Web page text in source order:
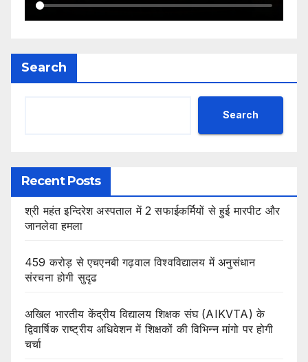
Search
Search
Recent Posts
श्री महंत इन्दिरेश अस्पताल में 2 सफाईकर्मियों से हुई मारपीट और
जानलेवा हमला
459 करोड़ से एचएनबी गढ़वाल विश्वविद्यालय में अनुसंधान
संरचना होगी सुदृढ
अखिल भारतीय केंद्रीय विद्यालय शिक्षक संघ (AIKVTA) के
द्विवार्षिक राष्ट्रीय अधिवेशन में शिक्षकों की विभिन्न मांगो पर होगी
चर्चा